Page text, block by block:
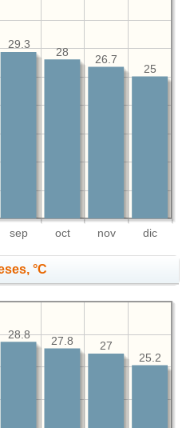
sep oct nov dic
25
26.7
28
29.3
°C
25.2
27
27.8
28.8